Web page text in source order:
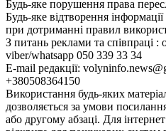
Будь-яке порушення права
Будь-яке відтворення
при дотриманні правил
З питань реклами та співпраці :
viber/whatsapp 050 339 33 34
E-mail редакції:
+380508364150
Використання будь-яких
дозволяється за умови
або другому абзаці. Для